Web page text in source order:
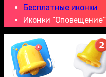
Бесплатные иконки
Иконки “Оповещение”